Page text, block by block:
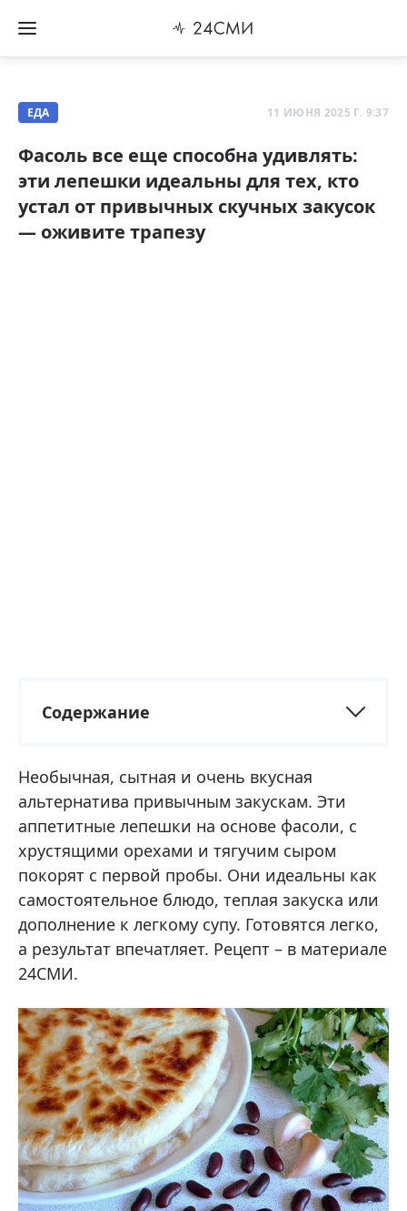
ЕДА 11 ИЮНЯ 2025 Г. 9:37
Фасоль все еще способна удивлять:
эти лепешки идеальны для тех, кто
устал от привычных скучных закусок
— оживите трапезу
Содержание
Необычная, сытная и очень вкусная
альтернатива привычным закускам. Эти
аппетитные лепешки на основе фасоли, с
хрустящими орехами и тягучим сыром
покорят с первой пробы. Они идеальны как
самостоятельное блюдо, теплая закуска или
дополнение к легкому супу. Готовятся легко,
а результат впечатляет. Рецепт – в материале
24СМИ.